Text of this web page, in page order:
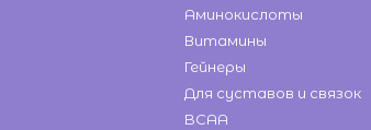
Аминокислоты
Витамины
Гейнеры
Для суставов и связок
BCAA